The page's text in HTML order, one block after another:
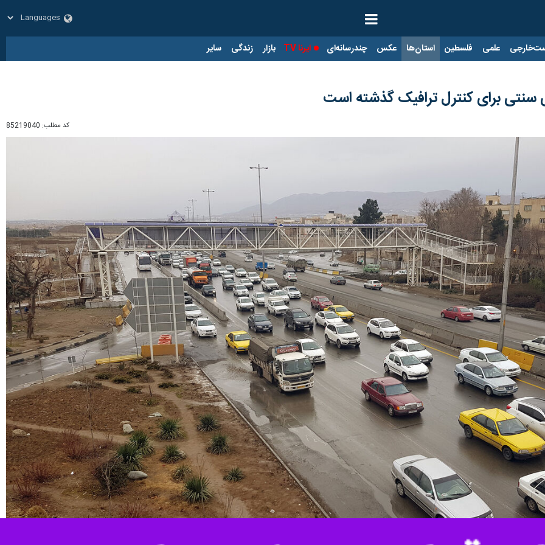
علمی فلسطین استان‌ها عکس چندرسانه‌ای ایرنا TV بازار زندگی سایر
سنتی برای کنترل ترافیک گذشته است
کد مطلب: 85219040